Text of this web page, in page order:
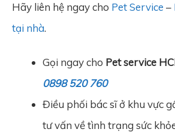
Hãy liên hệ ngay cho Pet Service –
tại nhà.
Gọi ngay cho Pet service
0898 520 760
Điều phối bác sĩ ở khu vực
tư vấn về tình trạng sức